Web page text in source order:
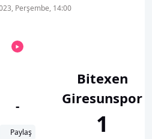
Perşembe, 14:00
-
Paylaş
Bitexen
Giresunspor
1